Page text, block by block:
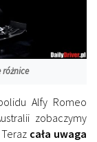
różnice
Alfy Romeo
zobaczymy
cała uwaga